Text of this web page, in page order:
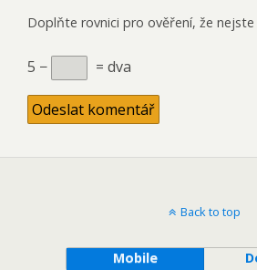
Doplňte rovnici pro ověření, že
5 − = dva
Back to top
Mobile